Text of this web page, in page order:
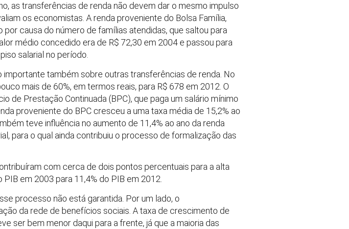
as transferências de renda não devem dar o mesmo impulso
os economistas. A renda proveniente do Bolsa Família,
causa do número de famílias atendidas, que saltou para
médio concedido era de R$ 72,30 em 2004 e passou para
salarial no período.
também sobre outras transferências de renda. No
mais de 60%, em termos reais, para R$ 678 em 2012. O
de Prestação Continuada (BPC), que paga um salário mínimo
proveniente do BPC cresceu a uma taxa média de 15,2% ao
teve influência no aumento de 11,4% ao ano da renda
para o qual ainda contribuiu o processo de formalização das
com cerca de dois pontos percentuais para a alta
em 2003 para 11,4% do PIB em 2012.
processo não está garantida. Por um lado, o
da rede de benefícios sociais. A taxa de crescimento de
ser bem menor daqui para a frente, já que a maioria das